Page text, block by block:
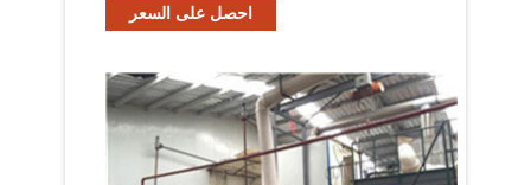
احصل على السعر